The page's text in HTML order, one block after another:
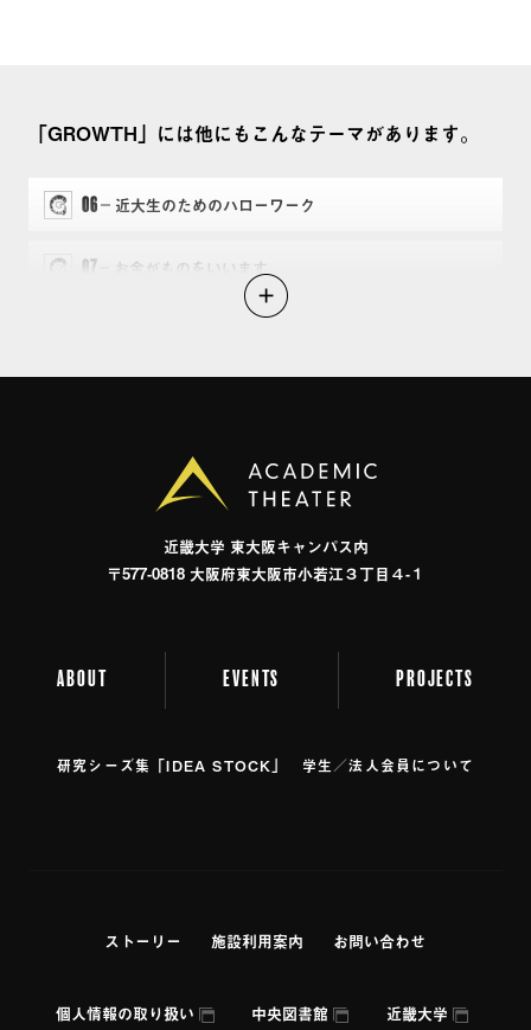
「GROWTH」には他にもこんなテーマがあります。
06 近大生のためのハローワーク
07 お金がものをいいます
近畿⼤学 東⼤阪キャンパス内
〒577-0818 ⼤阪府東⼤阪市⼩若江３丁⽬４-１
ABOUT EVENTS PROJECTS
研究シーズ集「IDEA STOCK」 学⽣／法⼈会員について
ストーリー 施設利⽤案内 お問い合わせ
個人情報の取り扱い 中央図書館 近畿大学